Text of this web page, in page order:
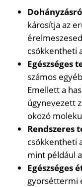
károsítja az
csökkentheti
Egészséges
számos
Emellett a
úgynevezett
okozó
Rendszeres
csökkentheti
mint például
Egészséges
gyorséttermi